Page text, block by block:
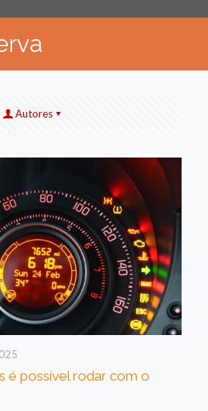
Autores
é possível rodar com o